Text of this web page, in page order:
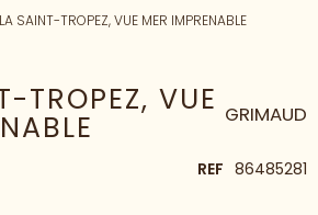
SAINT-TROPEZ, VUE MER IMPRENABLE
TROPEZ, VUE GRIMAUD
REF 86485281